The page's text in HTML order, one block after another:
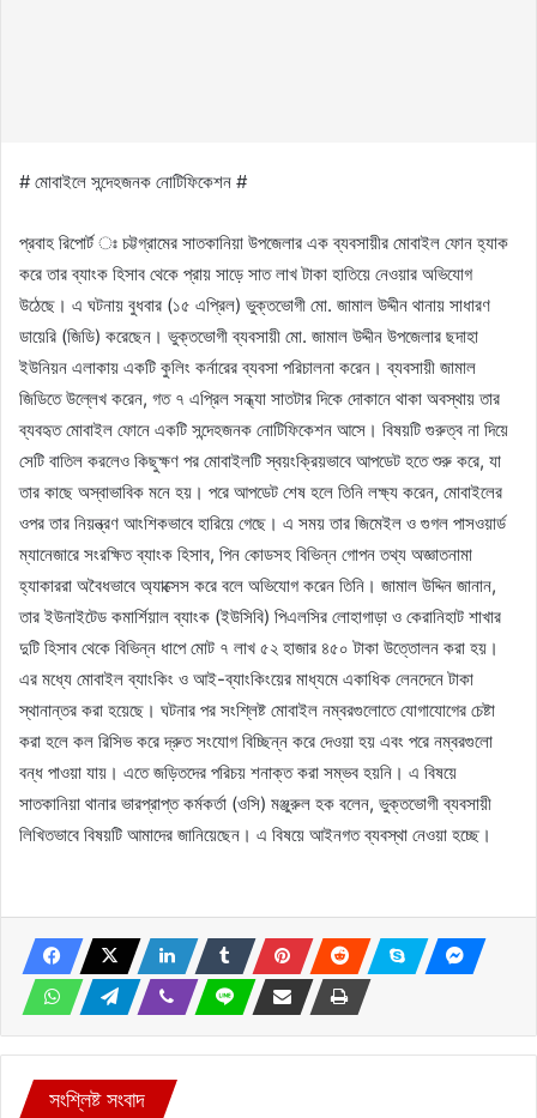
# মোবাইলে সন্দেহজনক নোটিফিকেশন #
প্রবাহ রিপোর্ট ঃ চট্টগ্রামের সাতকানিয়া উপজেলার এক ব্যবসায়ীর মোবাইল ফোন হ্যাক
করে তার ব্যাংক হিসাব থেকে প্রায় সাড়ে সাত লাখ টাকা হাতিয়ে নেওয়ার অভিযোগ
উঠেছে। এ ঘটনায় বুধবার (১৫ এপ্রিল) ভুক্তভোগী মো. জামাল উদ্দীন থানায় সাধারণ
ডায়েরি (জিডি) করেছেন। ভুক্তভোগী ব্যবসায়ী মো. জামাল উদ্দীন উপজেলার ছদাহা
ইউনিয়ন এলাকায় একটি কুলিং কর্নারের ব্যবসা পরিচালনা করেন। ব্যবসায়ী জামাল
জিডিতে উল্লেখ করেন, গত ৭ এপ্রিল সন্ধ্যা সাতটার দিকে দোকানে থাকা অবস্থায় তার
ব্যবহৃত মোবাইল ফোনে একটি সন্দেহজনক নোটিফিকেশন আসে। বিষয়টি গুরুত্ব না দিয়ে
সেটি বাতিল করলেও কিছুক্ষণ পর মোবাইলটি স্বয়ংক্রিয়ভাবে আপডেট হতে শুরু করে, যা
তার কাছে অস্বাভাবিক মনে হয়। পরে আপডেট শেষ হলে তিনি লক্ষ্য করেন, মোবাইলের
ওপর তার নিয়ন্ত্রণ আংশিকভাবে হারিয়ে গেছে। এ সময় তার জিমেইল ও গুগল পাসওয়ার্ড
ম্যানেজারে সংরক্ষিত ব্যাংক হিসাব, পিন কোডসহ বিভিন্ন গোপন তথ্য অজ্ঞাতনামা
হ্যাকাররা অবৈধভাবে অ্যাক্সেস করে বলে অভিযোগ করেন তিনি। জামাল উদ্দিন জানান,
তার ইউনাইটেড কমার্শিয়াল ব্যাংক (ইউসিবি) পিএলসির লোহাগাড়া ও কেরানিহাট শাখার
দুটি হিসাব থেকে বিভিন্ন ধাপে মোট ৭ লাখ ৫২ হাজার ৪৫০ টাকা উত্তোলন করা হয়।
এর মধ্যে মোবাইল ব্যাংকিং ও আই-ব্যাংকিংয়ের মাধ্যমে একাধিক লেনদেনে টাকা
স্থানান্তর করা হয়েছে। ঘটনার পর সংশ্লিষ্ট মোবাইল নম্বরগুলোতে যোগাযোগের চেষ্টা
করা হলে কল রিসিভ করে দ্রুত সংযোগ বিচ্ছিন্ন করে দেওয়া হয় এবং পরে নম্বরগুলো
বন্ধ পাওয়া যায়। এতে জড়িতদের পরিচয় শনাক্ত করা সম্ভব হয়নি। এ বিষয়ে
সাতকানিয়া থানার ভারপ্রাপ্ত কর্মকর্তা (ওসি) মঞ্জুরুল হক বলেন, ভুক্তভোগী ব্যবসায়ী
লিখিতভাবে বিষয়টি আমাদের জানিয়েছেন। এ বিষয়ে আইনগত ব্যবস্থা নেওয়া হচ্ছে।
সংশ্লিষ্ট সংবাদ